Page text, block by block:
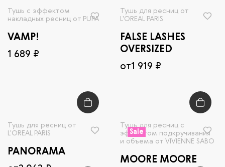
Тушь с эффектом
накладных ресниц от PUPA
VAMP!
1 689 ₽
Тушь для ресниц от
L'OREAL PARIS
FALSE LASHES
OVERSIZED
от1 919 ₽
Тушь для ресниц от
L'OREAL PARIS
PANORAMA
Sale
Тушь для ресниц с
эффектом подкручивания
и объема от VIVIENNE SABO
MOORE MOORE